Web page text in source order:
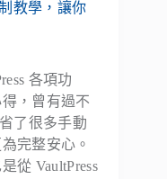
教學，讓你
各項功
，曾有過不
了很多手動
完整安心。
從 VaultPress